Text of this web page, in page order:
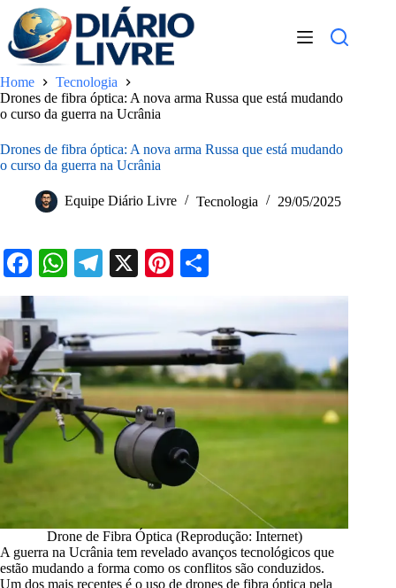
para
conteúdo
Home
Tecnologia
Drones de fibra óptica: A nova arma Russa que está mudando
o curso da guerra na Ucrânia
Drones de fibra óptica: A nova arma Russa que está mudando
o curso da guerra na Ucrânia
Equipe Diário Livre Tecnologia 29/05/2025
Fa
ce
bo
ok
W
A
pp
Te
a
m
X
Pi
es
t
re
Drone de Fibra Óptica (Reprodução: Internet)
A guerra na Ucrânia tem revelado avanços tecnológicos que
estão mudando a forma como os conflitos são conduzidos.
Um dos mais recentes é o uso de drones de fibra óptica pela